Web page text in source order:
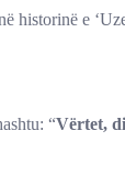
historinë e
“Vërtet,